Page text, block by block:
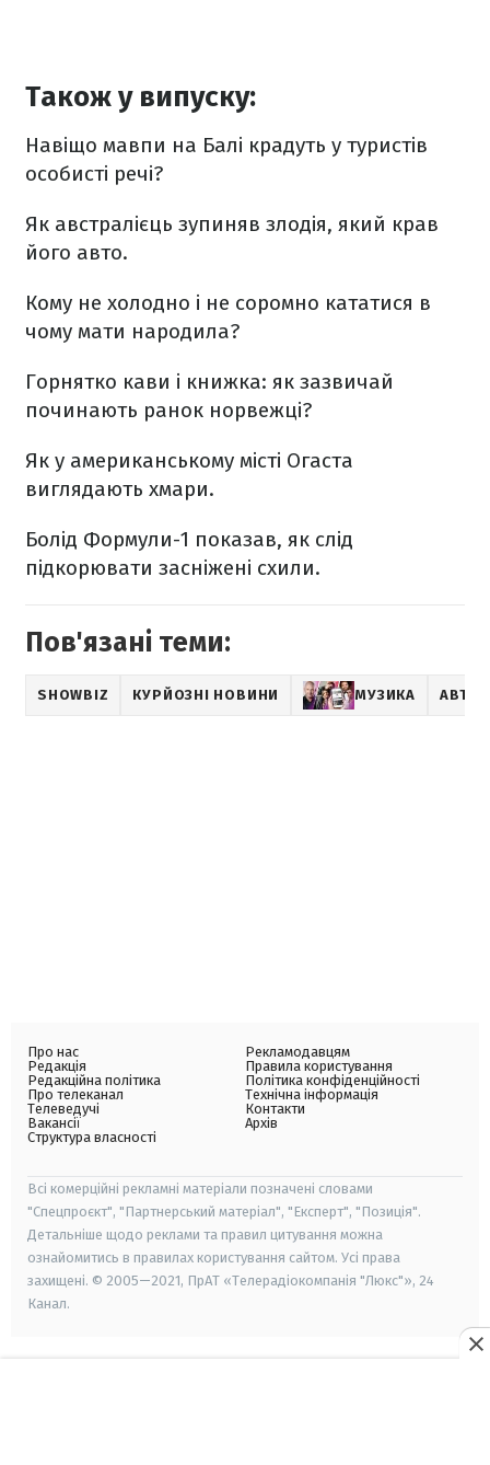
Також у випуску:
Навіщо мавпи на Балі крадуть у туристів
особисті речі?
Як австралієць зупиняв злодія, який крав
його авто.
Кому не холодно і не соромно кататися в
чому мати народила?
Горнятко кави і книжка: як зазвичай
починають ранок норвежці?
Як у американському місті Огаста
виглядають хмари.
Болід Формули-1 показав, як слід
підкорювати засніжені схили.
Пов'язані теми:
SHOWBIZ КУРЙОЗНІ НОВИНИ МУЗИКА АВТО
Про нас
Редакція
Редакційна політика
Про телеканал
Телеведучі
Вакансії
Структура власності
Рекламодавцям
Правила користування
Політика конфіденційності
Технічна інформація
Контакти
Архів
Всі комерційні рекламні матеріали позначені словами
"Спецпроєкт", "Партнерський матеріал", "Експерт", "Позиція".
Детальніше щодо реклами та правил цитування можна
ознайомитись в правилах користування сайтом. Усі права
захищені. © 2005—2021, ПрАТ «Телерадіокомпанія "Люкс"», 24
Канал.